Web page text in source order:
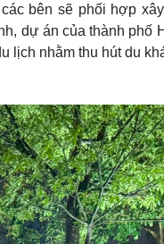
bên sẽ phối hợp
dự án của thành phố
lịch nhằm thu hút du